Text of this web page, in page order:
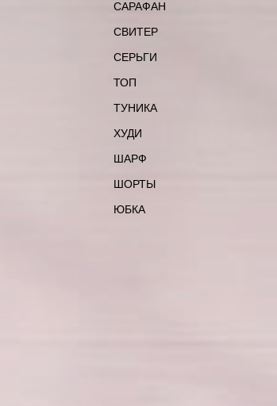
САРАФАН
СВИТЕР
СЕРЬГИ
ТОП
ТУНИКА
ХУДИ
ШАРФ
ШОРТЫ
ЮБКА